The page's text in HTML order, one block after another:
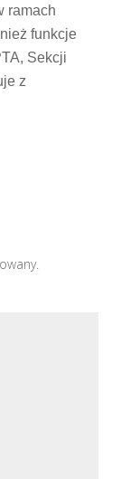
ramach
funkcje
Sekcji
z